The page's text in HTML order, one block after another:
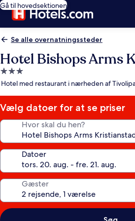
Gå til hovedsektionen
Se alle overnatningssteder
Hotel Bishops Arms
3.0-
stjernet
Hotel med restaurant i nærheden af
Vælg datoer for at se priser
Hvor skal du hen?
Datoer
Gæster